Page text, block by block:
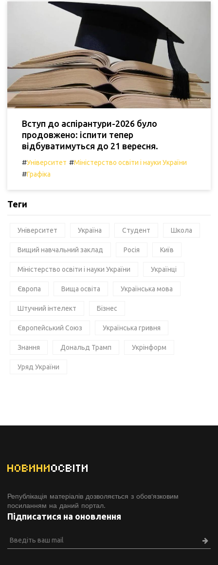
Вступ до аспірантури-2026 було
продовжено: іспити тепер
відбуватимуться до 21 вересня.
#Університет #Міністерство освіти і науки України
#Графіка
Теги
Університет Україна Студент Школа
Вищий навчальний заклад Росія Київ
Міністерство освіти і науки України Українці
Європа Вища освіта Українська мова
Штучний інтелект Бізнес
Європейський Союз Українська гривня
Знання Дональд Трамп Укрінформ
Уряд України
НОВИНИОСВІТИ
Републікація матеріалів дозволяється з обов'язковим
посиланням на даний портал.
Підписатися на оновлення